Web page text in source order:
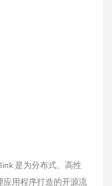
是为分布式、高性
用程序打造的开源流